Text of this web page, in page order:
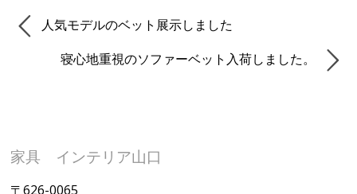
人気モデルのベット展示しました
寝心地重視のソファーベット入荷しました。
家具 インテリア山口
〒626-0065